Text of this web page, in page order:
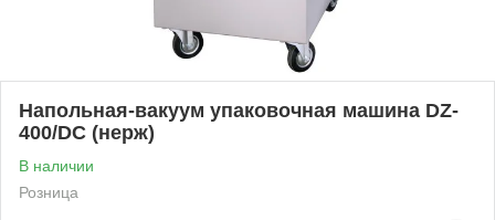
Напольная-вакуум упаковочная машина DZ-
400/DC (нерж)
В наличии
Розница